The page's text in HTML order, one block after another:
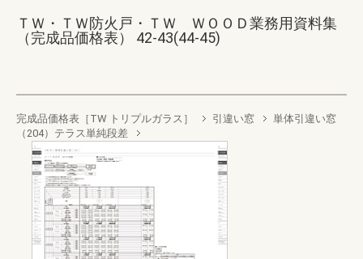
ＴＷ・ＴＷ防火戸・ＴＷ ＷＯＯＤ業務用資料集
（完成品価格表） 42-43(44-45)
完成品価格表［TW トリプルガラス］ 引違い窓
単体引違い窓
（204）テラス単純段差